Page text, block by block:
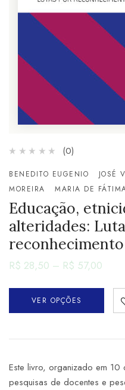
(0)
BENEDITO EUGENIO JOSÉ
MOREIRA
MARIA DE
Educação,
alteridades:
reconhecimento
R$ 28,50 – R$ 57,00
VER OPÇÕES
Este livro, organizado em 10
pesquisas de docentes e